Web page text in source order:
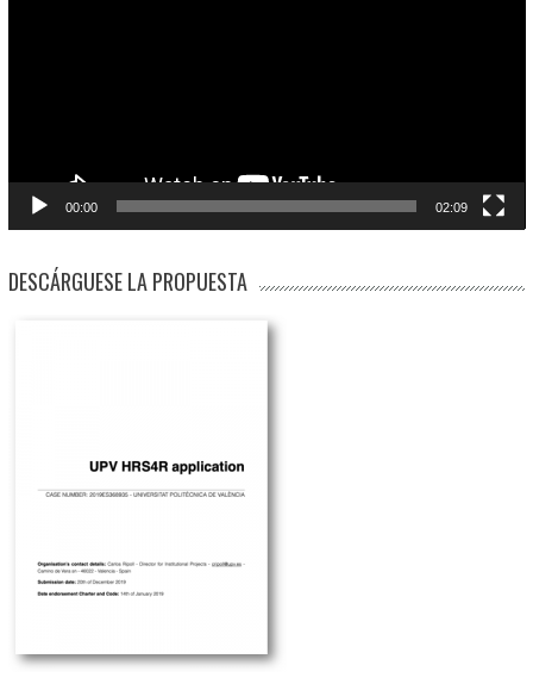
00:00 02:09
DESCÁRGUESE LA PROPUESTA